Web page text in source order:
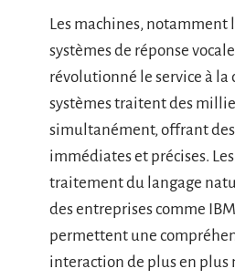
Les machines, notamment
systèmes de réponse
révolutionné le service à la
systèmes traitent des
simultanément, offrant
immédiates et précises.
traitement du langage
des entreprises comme
permettent une
interaction de plus en plus